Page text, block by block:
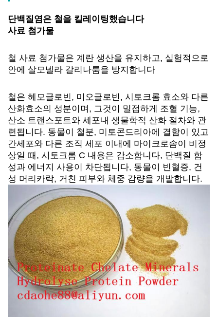
단백질염은 철을 킬레이팅했습니다
사료 첨가물
철 사료 첨가물은 계란 생산을 유지하고, 실험적으로
안에 살모넬라 갈리나룸을 방지합니다
철은 헤모글로빈, 미오글로빈, 시토크롬 효소와 다른
산화효소의 성분이며, 그것이 밀접하게 조혈 기능,
산소 트랜스포트와 세포내 생물학적 산화 절차와 관
련됩니다. 동물이 철분, 미토콘드리아에 결함이 있고
간세포와 다른 조직 세포 이내에 마이크로솜이 비정
상일 때, 시토크롬 C 내용은 감소합니다, 단백질 합
성과 에너지 사용이 차단됩니다, 동물이 빈혈증, 건
성 머리카락, 거친 피부와 체중 감량을 개발합니다.